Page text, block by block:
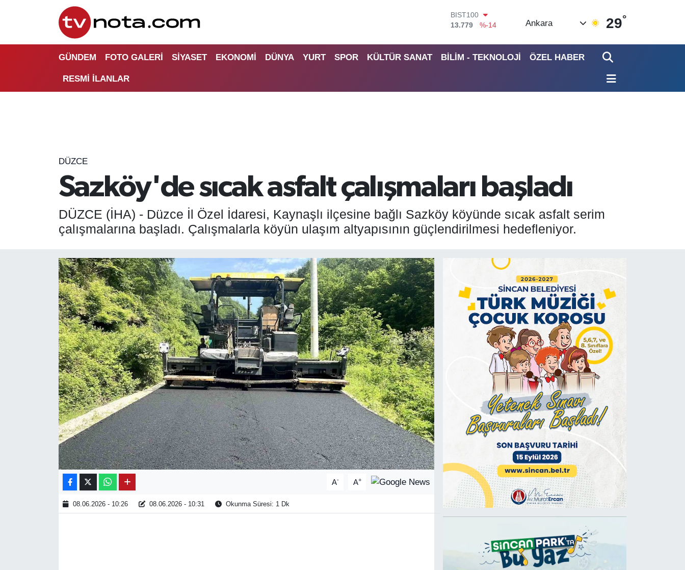
BITCOIN
64.998,24
%0.35
EURO
Ankara 29°
GÜNDEM FOTO GALERİ SİYASET EKONOMİ DÜNYA YURT SPOR KÜLTÜR SANAT BİLİM - TEKNOLOJİ ÖZEL HABER
RESMİ İLANLAR
DÜZCE
Sazköy'de sıcak asfalt çalışmaları başladı
DÜZCE (İHA) - Düzce İl Özel İdaresi, Kaynaşlı ilçesine bağlı Sazköy köyünde sıcak asfalt serim
çalışmalarına başladı. Çalışmalarla köyün ulaşım altyapısının güçlendirilmesi hedefleniyor.
A- A+
08.06.2026 - 10:26 08.06.2026 - 10:31 Okunma Süresi: 1 Dk
GÜNDEM
EKONOMİ
ÖZEL HABER
SAĞLIK
ÇEVRE
YAŞAM
BİLİM - TEKNOLOJİ
KÜLTÜR SANAT
MAGAZİN
Hava Durumu
Süper Lig Puan Durumu ve Fikstür